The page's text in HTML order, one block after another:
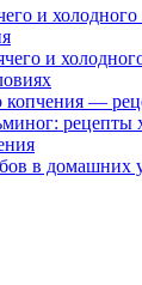
и
и
копчения —
рецепты
в домашних